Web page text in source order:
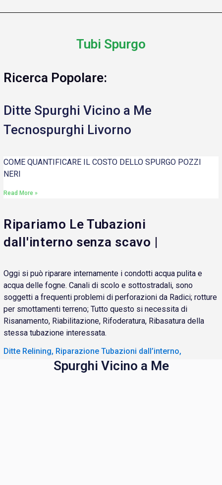
Tubi Spurgo
Ricerca Popolare:
Ditte Spurghi Vicino a Me
Tecnospurghi Livorno
COME QUANTIFICARE IL COSTO DELLO SPURGO POZZI
NERI
Read More »
Ripariamo Le Tubazioni
dall'interno senza scavo |
Oggi si può riparare internamente i condotti acqua pulita e
acqua delle fogne. Canali di scolo e sottostradali, sono
soggetti a frequenti problemi di perforazioni da Radici; rotture
per smottamenti terreno; Tutto questo si necessita di
Risanamento, Riabilitazione, Rifoderatura, Ribasatura della
stessa tubazione interessata.
Ditte Relining, Riparazione Tubazioni dall’interno,
Spurghi Vicino a Me